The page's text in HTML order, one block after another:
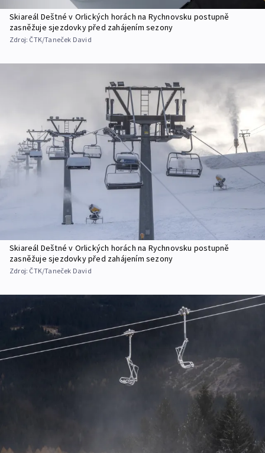
Skiareál Deštné v Orlických horách na Rychnovsku postupně
zasněžuje sjezdovky před zahájením sezony
Zdroj: ČTK/Taneček David
Skiareál Deštné v Orlických horách na Rychnovsku postupně
zasněžuje sjezdovky před zahájením sezony
Zdroj: ČTK/Taneček David